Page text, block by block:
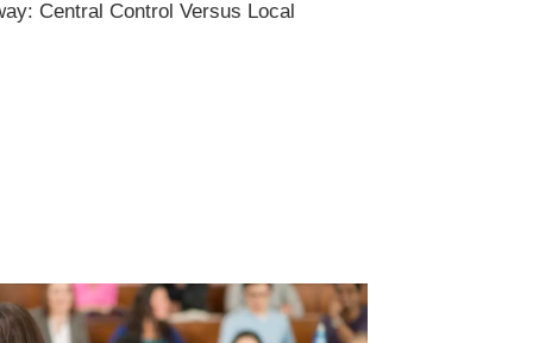
Central Control Versus Local